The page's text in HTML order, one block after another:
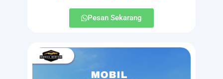
Pesan Sekarang